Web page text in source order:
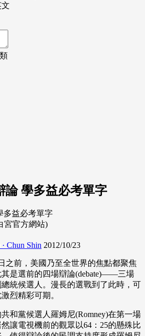
論 學多益必考單字
宮官方網站)
Chun Shin 2012/10/23
之前，美國乃至全世界的焦點都聚焦
是選前的四場辯論(debate)——三場
統候選人。漫長的選戰到了此時，可
烈精彩可期。
和黨候選人羅姆尼(Romney)在第一場
讓電視機前的觀眾以64 ： 25的懸殊比